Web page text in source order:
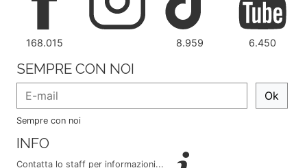
168.015 8.959 6.450
SEMPRE CON NOI
Ok
Sempre con noi
INFO
Contatta lo staff per informazioni...